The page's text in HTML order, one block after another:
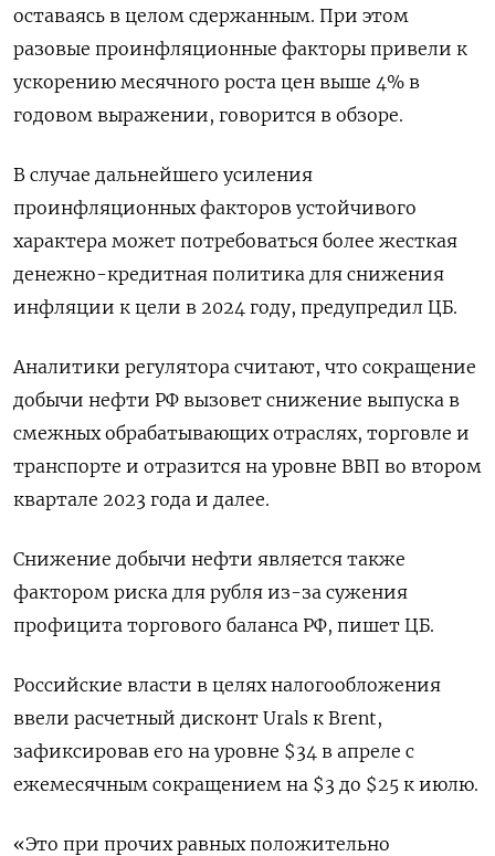
оставаясь в целом сдержанным. При этом
разовые проинфляционные факторы привели к
ускорению месячного роста цен выше 4% в
годовом выражении, говорится в обзоре.
В случае дальнейшего усиления
проинфляционных факторов устойчивого
характера может потребоваться более жесткая
денежно-кредитная политика для снижения
инфляции к цели в 2024 году, предупредил ЦБ.
Аналитики регулятора считают, что сокращение
добычи нефти РФ вызовет снижение выпуска в
смежных обрабатывающих отраслях, торговле и
транспорте и отразится на уровне ВВП во втором
квартале 2023 года и далее.
Снижение добычи нефти является также
фактором риска для рубля из-за сужения
профицита торгового баланса РФ, пишет ЦБ.
Российские власти в целях налогообложения
ввели расчетный дисконт Urals к Brent,
зафиксировав его на уровне $34 в апреле с
ежемесячным сокращением на $3 до $25 к июлю.
«Это при прочих равных положительно